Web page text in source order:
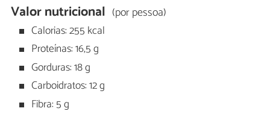
Valor nutricional (por pessoa)
Calorias: 255 kcal
Proteínas: 16,5 g
Gorduras: 18 g
Carboidratos: 12 g
Fibra: 5 g